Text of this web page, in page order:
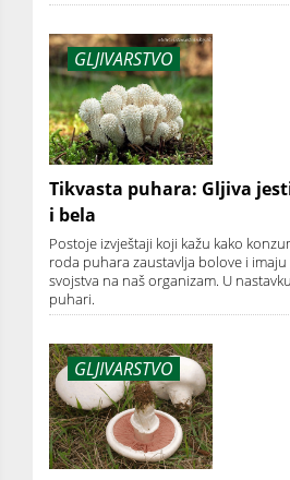
GLJIVARSTVO
Tikvasta puhara: Gljiva
i bela
Postoje izvještaji koji kažu kako
roda puhara zaustavlja bolove i
svojstva na naš organizam. U
puhari.
GLJIVARSTVO